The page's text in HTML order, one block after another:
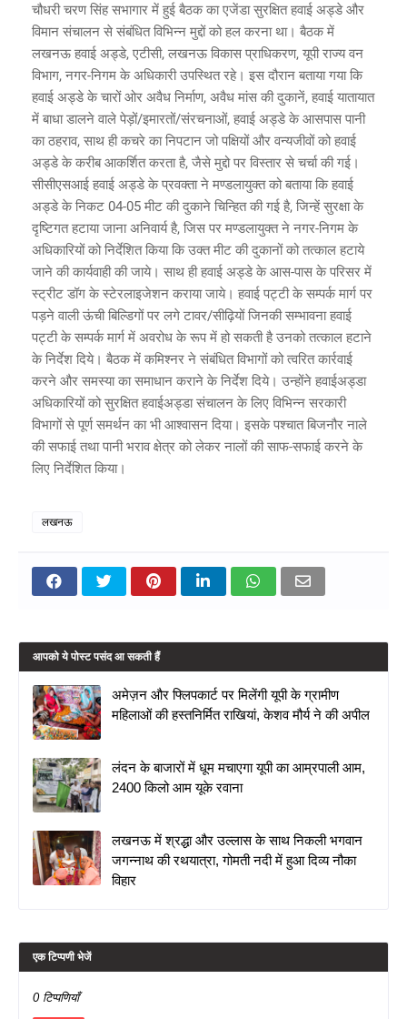
चौधरी चरण सिंह सभागार में हुई बैठक का एजेंडा सुरक्षित हवाई अड्डे और
विमान संचालन से संबंधित विभिन्न मुद्दों को हल करना था। बैठक में
लखनऊ हवाई अड्डे, एटीसी, लखनऊ विकास प्राधिकरण, यूपी राज्य वन
विभाग, नगर-निगम के अधिकारी उपस्थित रहे। इस दौरान बताया गया कि
हवाई अड्डे के चारों ओर अवैध निर्माण, अवैध मांस की दुकानें, हवाई यातायात
में बाधा डालने वाले पेड़ों/इमारतों/संरचनाओं, हवाई अड्डे के आसपास पानी
का ठहराव, साथ ही कचरे का निपटान जो पक्षियों और वन्यजीवों को हवाई
अड्डे के करीब आकर्शित करता है, जैसे मुद्दो पर विस्तार से चर्चा की गई।
सीसीएसआई हवाई अड्डे के प्रवक्ता ने मण्डलायुक्त को बताया कि हवाई
अड्डे के निकट 04-05 मीट की दुकाने चिन्हित की गई है, जिन्हें सुरक्षा के
दृष्टिगत हटाया जाना अनिवार्य है, जिस पर मण्डलायुक्त ने नगर-निगम के
अधिकारियों को निर्देशित किया कि उक्त मीट की दुकानों को तत्काल हटाये
जाने की कार्यवाही की जाये। साथ ही हवाई अड्डे के आस-पास के परिसर में
स्ट्रीट डॉग के स्टेरलाइजेशन कराया जाये। हवाई पट्टी के सम्पर्क मार्ग पर
पड़ने वाली ऊंची बिल्डिगों पर लगे टावर/सीढ़ियों जिनकी सम्भावना हवाई
पट्टी के सम्पर्क मार्ग में अवरोध के रूप में हो सकती है उनको तत्काल हटाने
के निर्देश दिये। बैठक में कमिश्नर ने संबंधित विभागों को त्वरित कार्रवाई
करने और समस्या का समाधान कराने के निर्देश दिये। उन्होंने हवाईअड्डा
अधिकारियों को सुरक्षित हवाईअड्डा संचालन के लिए विभिन्न सरकारी
विभागों से पूर्ण समर्थन का भी आश्वासन दिया। इसके पश्चात बिजनौर नाले
की सफाई तथा पानी भराव क्षेत्र को लेकर नालों की साफ-सफाई करने के
लिए निर्देशित किया।
लखनऊ
आपको ये पोस्ट पसंद आ सकती हैं
अमेज़न और फ्लिपकार्ट पर मिलेंगी यूपी के ग्रामीण
महिलाओं की हस्तनिर्मित राखियां, केशव मौर्य ने की अपील
लंदन के बाजारों में धूम मचाएगा यूपी का आम्रपाली आम,
2400 किलो आम यूके रवाना
लखनऊ में श्रद्धा और उल्लास के साथ निकली भगवान
जगन्नाथ की रथयात्रा, गोमती नदी में हुआ दिव्य नौका
विहार
एक टिप्पणी भेजें
0 टिप्पणियाँ